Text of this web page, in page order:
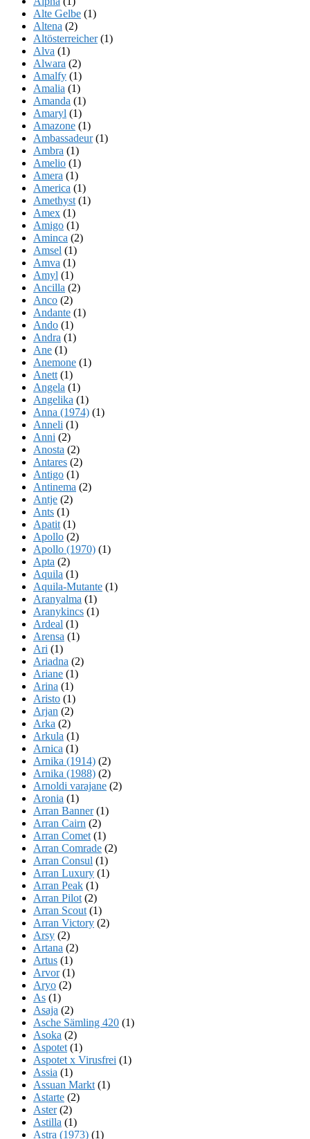
Alte Gelbe (1)
Altena (2)
Altösterreicher(1)
Alva (1)
Alwara (2)
Amalfy (1)
Amalia (1)
Amanda (1)
Amaryl (1)
Amazone (1)
Ambassadeur(1)
Ambra (1)
Amelio (1)
Amera (1)
America (1)
Amethyst (1)
Amex (1)
Amigo (1)
Aminca (2)
Amsel (1)
Amva (1)
Amyl (1)
Ancilla (2)
Anco (2)
Andante (1)
Ando (1)
Andra (1)
Ane (1)
Anemone (1)
Anett (1)
Angela (1)
Angelika (1)
Anna (1974) (1)
Anneli (1)
Anni (2)
Anosta (2)
Antares (2)
Antigo (1)
Antinema (2)
Antje (2)
Ants (1)
Apatit (1)
Apollo (2)
Apollo (1970) (1)
Apta (2)
Aquila (1)
Aquila-Mutante (1)
Aranyalma (1)
Aranykincs (1)
Ardeal (1)
Arensa (1)
Ari (1)
Ariadna (2)
Ariane (1)
Arina (1)
Aristo (1)
Arjan (2)
Arka (2)
Arkula (1)
Arnica (1)
Arnika (1914) (2)
Arnika (1988) (2)
Arnoldi varajane (2)
Aronia (1)
Arran Banner(1)
Arran Cairn (2)
Arran Comet (1)
Arran Comrade (2)
Arran Consul (1)
Arran Luxury (1)
Arran Peak (1)
Arran Pilot (2)
Arran Scout (1)
Arran Victory (2)
Arsy (2)
Artana (2)
Artus (1)
Arvor(1)
Aryo (2)
As (1)
Asaja (2)
Asche Sämling 420 (1)
Asoka (2)
Aspotet (1)
Aspotet x Virusfrei (1)
Assia (1)
Assuan Markt (1)
Astarte (2)
Aster(2)
Astilla (1)
Astra (1973) (1)